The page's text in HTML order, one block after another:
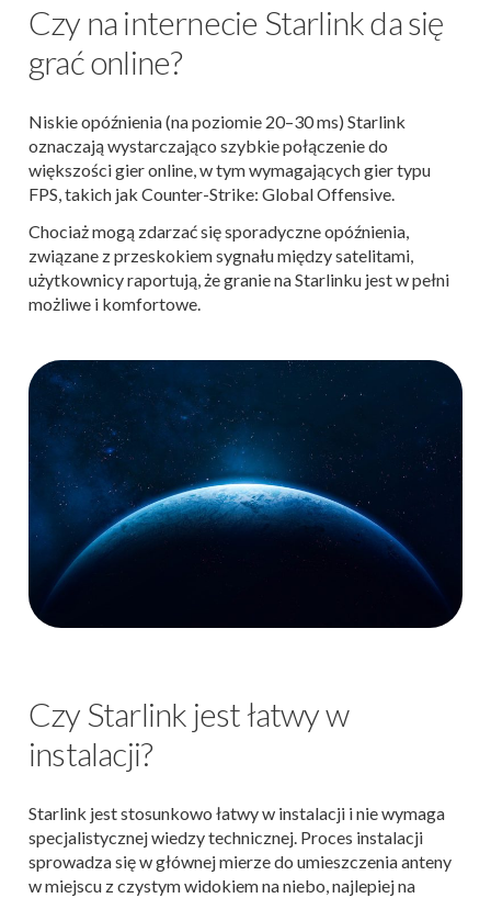
Czy na internecie Starlink da się
grać online?
Niskie opóźnienia (na poziomie 20–30 ms) Starlink
oznaczają wystarczająco szybkie połączenie do
większości gier online, w tym wymagających gier typu
FPS, takich jak Counter-Strike: Global Offensive.
Chociaż mogą zdarzać się sporadyczne opóźnienia,
związane z przeskokiem sygnału między satelitami,
użytkownicy raportują, że granie na Starlinku jest w pełni
możliwe i komfortowe​.
Czy Starlink jest łatwy w
instalacji?
Starlink jest stosunkowo łatwy w instalacji i nie wymaga
specjalistycznej wiedzy technicznej. Proces instalacji
sprowadza się w głównej mierze do umieszczenia anteny
w miejscu z czystym widokiem na niebo, najlepiej na